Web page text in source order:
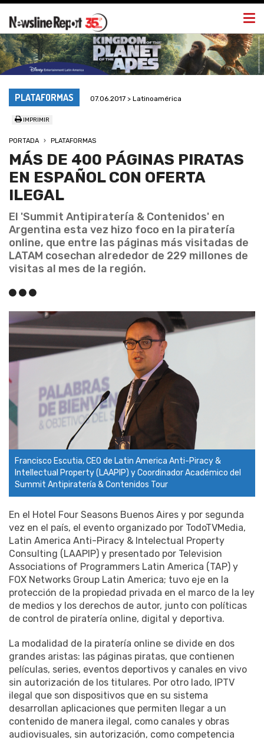
PLATAFORMAS 07.06.2017 > Latinoamérica
IMPRIMIR
PORTADA PLATAFORMAS
MÁS DE 400 PÁGINAS PIRATAS
EN ESPAÑOL CON OFERTA
ILEGAL
El 'Summit Antipiratería & Contenidos' en
Argentina esta vez hizo foco en la piratería
online, que entre las páginas más visitadas de
LATAM cosechan alrededor de 229 millones de
visitas al mes de la región.
Francisco Escutia, CEO de Latin America Anti-Piracy &
Intellectual Property (LAAPIP) y Coordinador Académico del
Summit Antipiratería & Contenidos Tour
En el Hotel Four Seasons Buenos Aires y por segunda
vez en el país, el evento organizado por TodoTVMedia,
Latin America Anti-Piracy & Intelectual Property
Consulting (LAAPIP) y presentado por Television
Associations of Programmers Latin America (TAP) y
FOX Networks Group Latin America; tuvo eje en la
protección de la propiedad privada en el marco de la ley
de medios y los derechos de autor, junto con políticas
de control de piratería online, digital y deportiva.
La modalidad de la piratería online se divide en dos
grandes aristas: las páginas piratas, que contienen
películas, series, eventos deportivos y canales en vivo
sin autorización de los titulares. Por otro lado, IPTV
ilegal que son dispositivos que en su sistema
desarrollan aplicaciones que permiten llegar a un
contenido de manera ilegal, como canales y obras
audiovisuales, sin autorización, como competencia